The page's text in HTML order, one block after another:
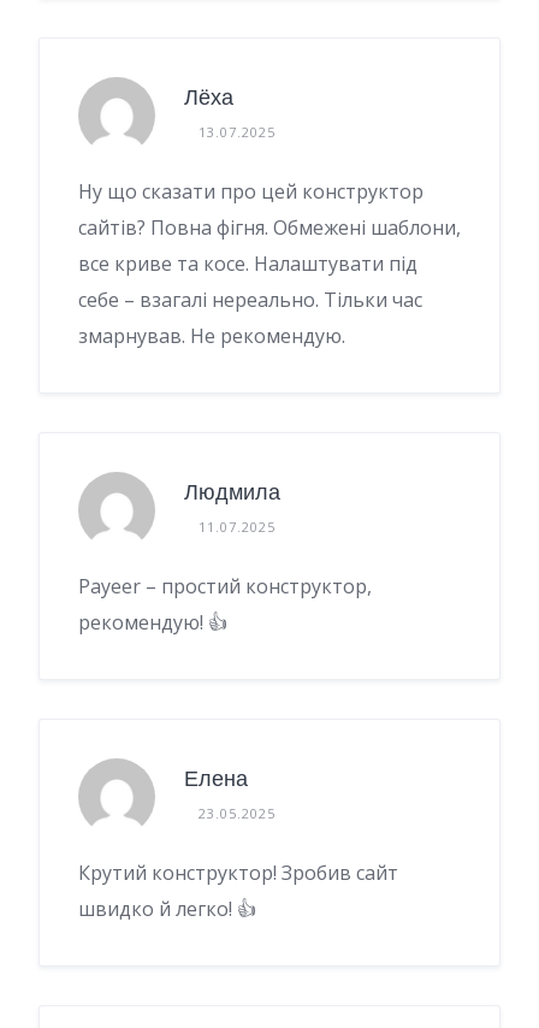
Лёха
13.07.2025
Ну що сказати про цей конструктор
сайтів? Повна фігня. Обмежені шаблони,
все криве та косе. Налаштувати під
себе – взагалі нереально. Тільки час
змарнував. Не рекомендую.
Людмила
11.07.2025
Payeer – простий конструктор,
рекомендую! 👍
Елена
23.05.2025
Крутий конструктор! Зробив сайт
швидко й легко! 👍